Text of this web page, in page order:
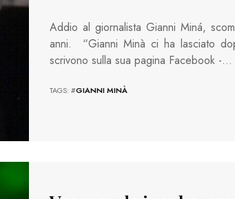
Addio al giornalista Gianni Miná,
anni. “Gianni Minà ci ha lasciato
scrivono sulla sua pagina Facebook -…
TAGS: #GIANNI MINÀ